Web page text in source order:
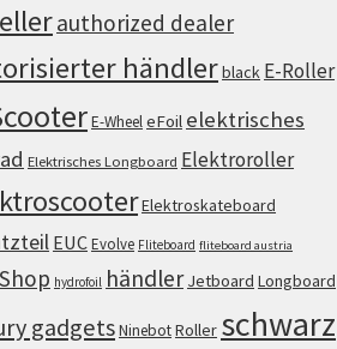
authorized dealer
händlerblack E-Roller
E-WheeleFoil elektrisches
Elektrisches Longboard Elektroroller
Elektroskateboard
EUCEvolve Fliteboard fliteboard austria
hydrofoil händler Jetboard Longboard
gadgetsNinebotRoller schwarz